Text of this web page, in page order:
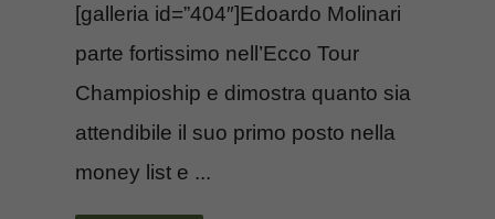
[galleria id=”404″]Edoardo Molinari
parte fortissimo nell’Ecco Tour
Champioship e dimostra quanto sia
attendibile il suo primo posto nella
money list e ...